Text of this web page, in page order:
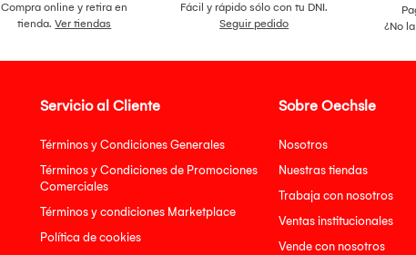
Compra online y retira en
tienda.Ver tiendas
Fácil y rápido sólo con tu DNI.
Seguir pedido
¿No
Servicio al Cliente
Términos y Condiciones Generales
Términos y Condiciones de Promociones
Comerciales
Términos y condiciones Marketplace
Política de cookies
Sobre Oechsle
Nosotros
Nuestras tiendas
Trabaja con nosotros
Ventas institucionales
Vende con nosotros